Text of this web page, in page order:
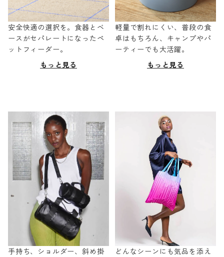
安全快適の選択を。食器とベ
ースがセパレートになったペ
ットフィーダー。
もっと見る
軽量で割れにくい、普段の食
卓はもちろん、キャンプやパ
ーティーでも大活躍。
もっと見る
手持ち、ショルダー、斜め掛
どんなシーンにも気品を添え